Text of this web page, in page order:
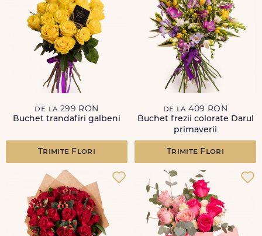
de la 299 RON
Buchet trandafiri galbeni
Trimite Flori
de la 409 RON
Buchet frezii colorate Darul
primaverii
Trimite Flori